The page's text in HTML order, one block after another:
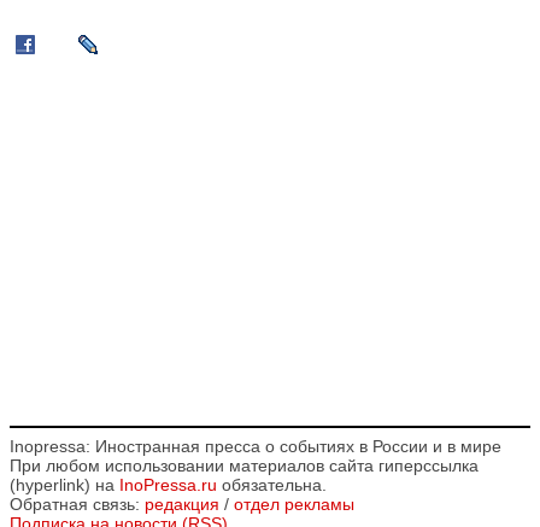
Inopressa: Иностранная пресса о событиях в России и в мире
При любом использовании материалов сайта гиперссылка
(hyperlink) на InoPressa.ru обязательна.
Обратная связь: редакция / отдел рекламы